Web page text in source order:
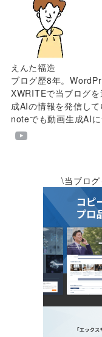
えんた福造
ブログ歴8年。
XWRITEで当ブログ
成AIの情報を発信して
noteでも動画生成AIに
\当ブロ